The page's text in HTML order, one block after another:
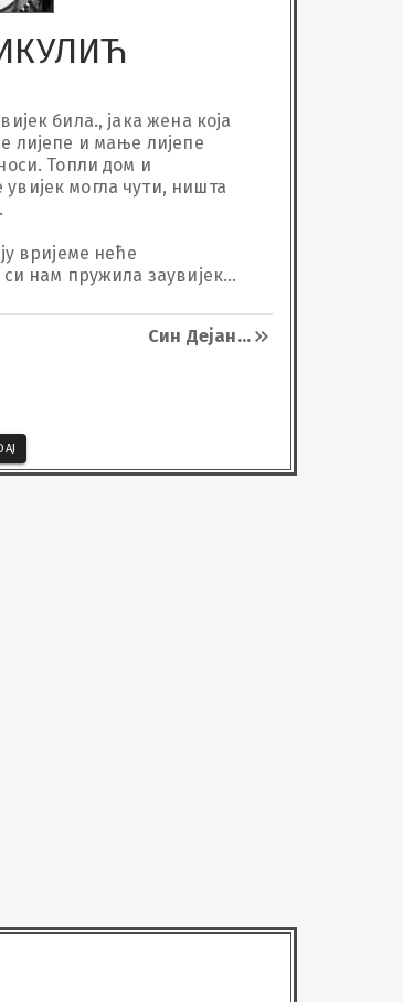
била., јака жена која
лијепе и мање лијепе
Топли дом и
могла чути, ништа
вријеме неће
си нам пружила заувијек
Син Дејан...